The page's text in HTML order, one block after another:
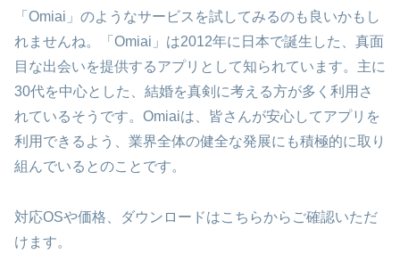
「Omiai」のようなサービスを試してみるのも良いかもし
れませんね。「Omiai」は2012年に日本で誕生した、真面
目な出会いを提供するアプリとして知られています。主に
30代を中心とした、結婚を真剣に考える方が多く利用さ
れているそうです。Omiaiは、皆さんが安心してアプリを
利用できるよう、業界全体の健全な発展にも積極的に取り
組んでいるとのことです。
対応OSや価格、ダウンロードはこちらからご確認いただ
けます。